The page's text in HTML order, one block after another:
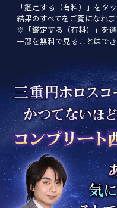
「鑑定する（有料）」をタ
結果のすべてをご覧になれま
※「鑑定する（有料）」を
一部を無料で見ることはでき